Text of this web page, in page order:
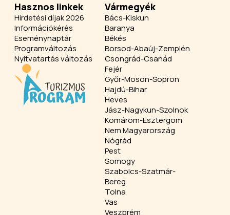
Hasznos linkek
Hirdetési díjak 2026
Információkérés
Eseménynaptár
Programváltozás
Nyitvatartás változás
Vármegyék
Bács-Kiskun
Baranya
Békés
Borsod-Abaúj-Zemplén
Csongrád-Csanád
Fejér
Győr-Moson-Sopron
Hajdú-Bihar
Heves
Jász-Nagykun-Szolnok
Komárom-Esztergom
Nem Magyarország
Nógrád
Pest
Somogy
Szabolcs-Szatmár-
Bereg
Tolna
Vas
Veszprém